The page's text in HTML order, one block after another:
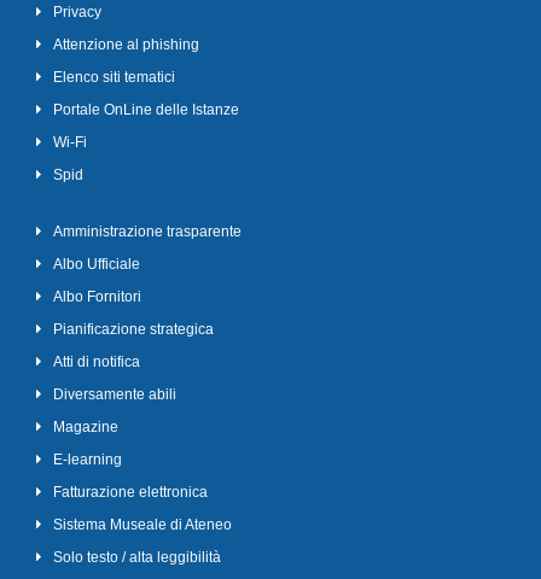
Privacy
Attenzione al phishing
Elenco siti tematici
Portale OnLine delle Istanze
Wi-Fi
Spid
Amministrazione trasparente
Albo Ufficiale
Albo Fornitori
Pianificazione strategica
Atti di notifica
Diversamente abili
Magazine
E-learning
Fatturazione elettronica
Sistema Museale di Ateneo
Solo testo / alta leggibilità